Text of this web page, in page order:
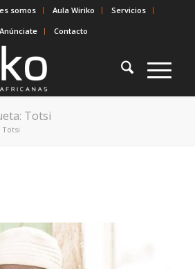
somos Aula Wiriko
Servicios
Anúnciate
Contacto
Totsi
Totsi